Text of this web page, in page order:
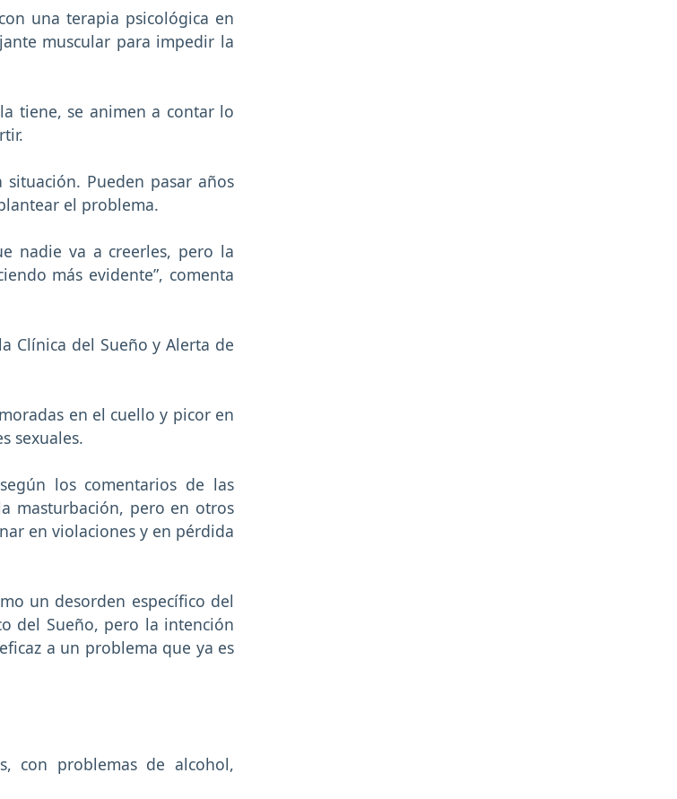
una terapia psicológica en
muscular para impedir la
tiene, se animen a contar lo
Pueden pasar años
el problema.
nadie va a creerles, pero la
más evidente”, comenta
Clínica del Sueño y Alerta de
en el cuello y picor en
sexuales.
los comentarios de las
masturbación, pero en otros
en violaciones y en pérdida
un desorden específico del
del Sueño, pero la intención
a un problema que ya es
con problemas de alcohol,